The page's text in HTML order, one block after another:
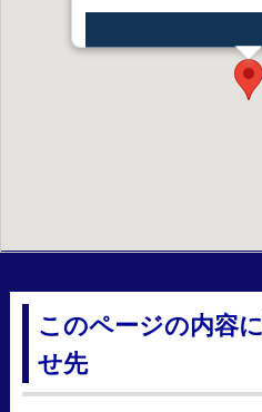
このページの内容
せ先